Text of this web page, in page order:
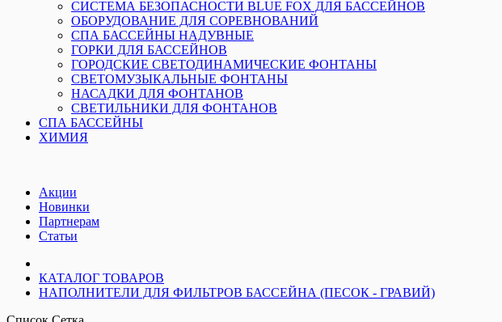
СИСТЕМА БЕЗОПАСНОСТИ BLUE FOX ДЛЯ БАССЕЙНОВ
ОБОРУДОВАНИЕ ДЛЯ СОРЕВНОВАНИЙ
СПА БАССЕЙНЫ НАДУВНЫЕ
ГОРКИ ДЛЯ БАССЕЙНОВ
ГОРОДСКИЕ СВЕТОДИНАМИЧЕСКИЕ ФОНТАНЫ
СВЕТОМУЗЫКАЛЬНЫЕ ФОНТАНЫ
НАСАДКИ ДЛЯ ФОНТАНОВ
СВЕТИЛЬНИКИ ДЛЯ ФОНТАНОВ
СПА БАССЕЙНЫ
ХИМИЯ
Акции
Новинки
Партнерам
Статьи
КАТАЛОГ ТОВАРОВ
НАПОЛНИТЕЛИ ДЛЯ ФИЛЬТРОВ БАССЕЙНА (ПЕСОК - ГРАВИЙ)